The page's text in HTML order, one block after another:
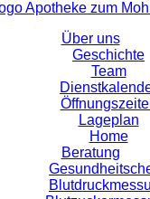
Über uns
Geschichte
Team
Lageplan
Home
Beratung